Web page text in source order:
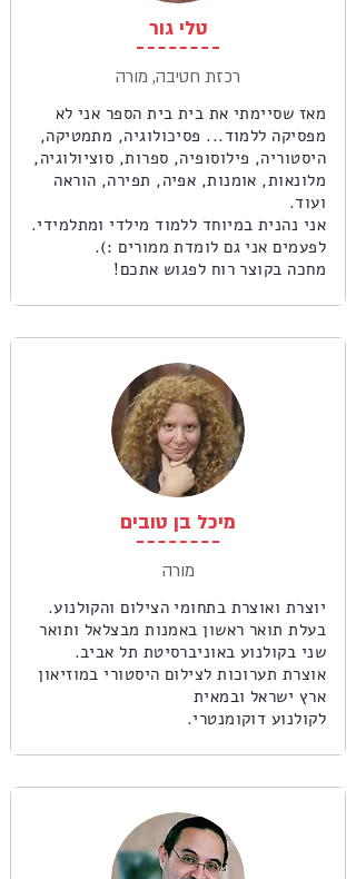
טלי גור
רכזת חטיבה, מורה
מאז שסיימתי את בית בית הספר אני לא
מפסיקה ללמוד... פסיכולוגיה, מתמטיקה,
היסטוריה, פילוסופיה, ספרות, סוציולוגיה,
מלונאות, אומנות, אפיה, תפירה, הוראה
ועוד.
אני נהנית במיוחד ללמוד מילדי ומתלמידי.
לפעמים אני גם לומדת ממורים :).
מחכה בקוצר רוח לפגוש אתכם!
מיכל בן טובים
מורה
יוצרת ואוצרת בתחומי הצילום והקולנוע.
בעלת תואר ראשון באמנות מבצלאל ותואר
שני בקולנוע באוניברסיטת תל אביב.
אוצרת תערוכות לצילום היסטורי במוזיאון
ארץ ישראל ובמאית
לקולנוע דוקומנטרי.